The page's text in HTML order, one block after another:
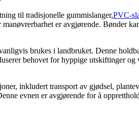
til tradisjonelle gummislanger,PVC-
er avgjørende. Bønder
brukes i landbruket. Denne
behovet for hyppige utskiftinger
inkludert transport av gjødsel,
evnen er avgjørende for å